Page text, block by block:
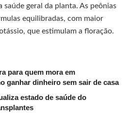
saúde geral da planta. As peônias
equilibradas, com maior
que estimulam a floração.
para quem mora em
ganhar dinheiro sem sair de casa
estado de saúde do